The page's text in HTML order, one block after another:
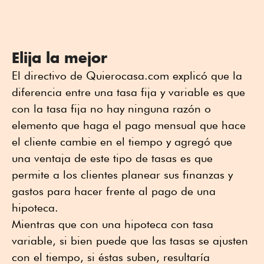
Elija la mejor
El directivo de Quierocasa.com explicó que la
diferencia entre una tasa fija y variable es que
con la tasa fija no hay ninguna razón o
elemento que haga el pago mensual que hace
el cliente cambie en el tiempo y agregó que
una ventaja de este tipo de tasas es que
permite a los clientes planear sus finanzas y
gastos para hacer frente al pago de una
hipoteca.
Mientras que con una hipoteca con tasa
variable, si bien puede que las tasas se ajusten
con el tiempo, si éstas suben, resultaría